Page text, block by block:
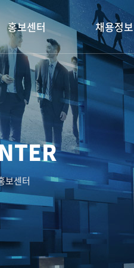
홍보센터 채용정보
보센터